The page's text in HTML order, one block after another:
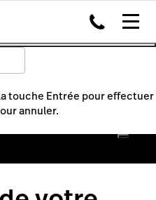
touche Entrée pour effectuer
annuler.